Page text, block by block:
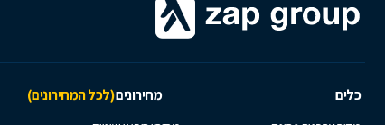
כלים מחירונים(לכל המחירונים)